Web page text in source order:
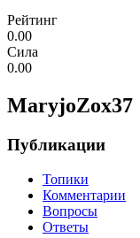
Рейтинг
0.00
Сила
0.00
MaryjoZox37
Публикации
Топики
Комментарии
Вопросы
Ответы